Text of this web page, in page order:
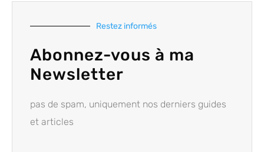
Restez informés
Abonnez-vous à ma
Newsletter
pas de spam, uniquement nos derniers guides
et articles